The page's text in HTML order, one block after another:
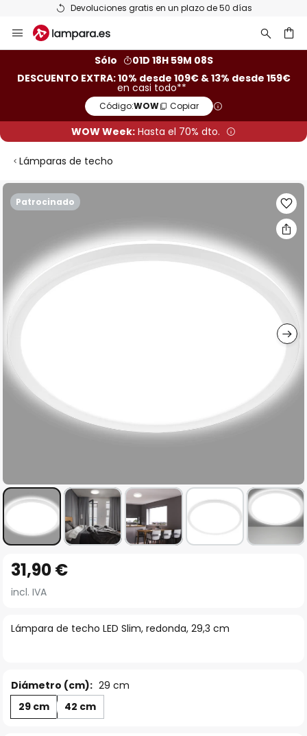
Devoluciones gratis en un plazo de 50 días
al
Sólo
01D 18H 59M 08S
DESCUENTO EXTRA: 10% desde 109€ & 13% desde 159€
en casi todo**
Código:WOW Copiar
WOW Week: Hasta el 70% dto.
Lámparas de techo
Patrocinado
Saltar
al
galería
de
comienzo
laLámpara de techo LED Slim, redonda, 29,3 cm
31,90 €
incl. IVA
Diámetro (cm): 29 cm
29 cm
42 cm